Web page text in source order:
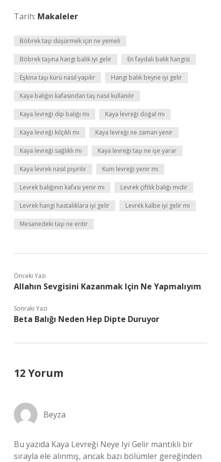
Tarih: Makaleler
Böbrek taşı düşürmek için ne yemeli
Böbrek taşına hangi balık iyi gelir En faydalı balık hangisi
Eşkina taşı kürü nasıl yapılır Hangi balık beyne iyi gelir
Kaya balığın kafasından taş nasıl kullanılır
Kaya levreği dip balığı mı Kaya levreği doğal mı
Kaya levreği kılçıklı mı Kaya levreği ne zaman yenir
Kaya levreği sağlıklı mı Kaya levreği taşı ne işe yarar
Kaya levrek nasıl pişirilir Kum levreği yenir mi
Levrek balığının kafası yenir mi Levrek çiftlik balığı mıdır
Levrek hangi hastalıklara iyi gelir Levrek kalbe iyi gelir mi
Mesanedeki taşı ne eritir
Önceki Yazı
Allahın Sevgisini Kazanmak Için Ne Yapmalıyım
Sonraki Yazı
Beta Balığı Neden Hep Dipte Duruyor
12 Yorum
Beyza
Bu yazıda Kaya Levreği Neye Iyi Gelir mantıklı bir
sırayla ele alınmış, ancak bazı bölümler gereğinden